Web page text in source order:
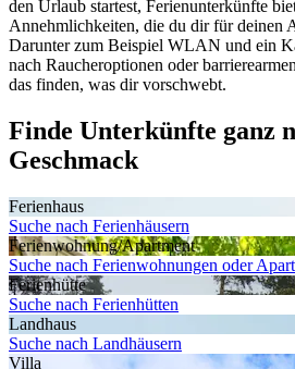
den Urlaub startest, Ferienunterkünfte
Annehmlichkeiten, die du dir für deinen
Darunter zum Beispiel WLAN und ein
nach Raucheroptionen oder
das finden, was dir vorschwebt.
Finde Unterkünfte ganz
Geschmack
Ferienhaus
Suche nach Ferienhäusern
Ferienwohnung/Apartment
Suche nach Ferienwohnungen oder
Ferienhütte
Suche nach Ferienhütten
Landhaus
Suche nach Landhäusern
Villa